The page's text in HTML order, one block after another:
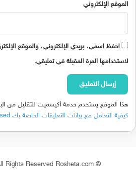
الموقع الإلكتروني
احفظ اسمي، بريدي الإلكتروني، والموقع
لاستخدامها المرة المقبلة في تعليقي.
هذا الموقع يستخدم خدمة أكيسميت للتقليل من
كيفية التعامل مع بيانات التعليقات الخاصة بك processed
© Copyright 2020, All Rights Reserved Rosheta.com